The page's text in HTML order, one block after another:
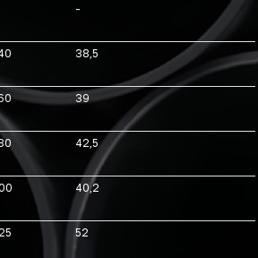
-
38,5
39
42,5
40,2
52